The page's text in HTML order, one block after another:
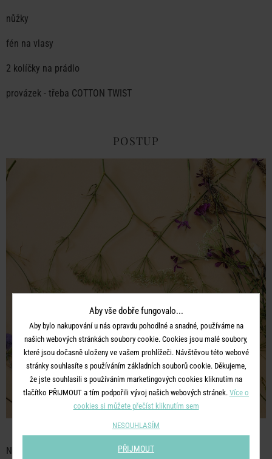
nůžky
fén na vlasy
2 kolíčky na prádlo
provázek - třeba COTTON TWIST
POSTUP
Nejprve nasbíráme květiny nebo trávy podle svého gusta a
Aby vše dobře fungovalo...
Aby bylo nakupování u nás opravdu pohodlné a snadné, používáme na
našich webových stránkách soubory cookie. Cookies jsou malé soubory,
které jsou dočasně uloženy ve vašem prohlížeči. Návštěvou této webové
stránky souhlasíte s používáním základních souborů cookie. Děkujeme,
že jste souhlasili s používáním marketingových cookies kliknutím na
tlačítko PŘIJMOUT a tím podpořili vývoj našich webových stránek. Více o
cookies si můžete přečíst kliknutím sem
NESOUHLASÍM
PŘIJMOUT